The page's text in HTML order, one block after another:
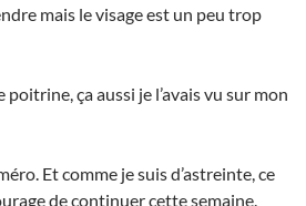
mais le visage est un peu trop
poitrine, ça aussi je l’avais vu sur mon
Et comme je suis d’astreinte, ce
de continuer cette semaine.